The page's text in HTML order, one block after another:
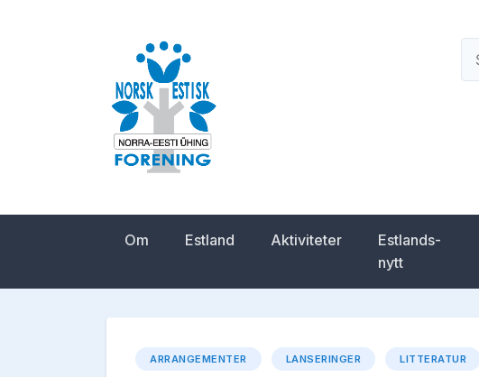
Norsk-estisk
Om Estland Aktiviteter
Estlands-
nytt
ARRANGEMENTER LANSERINGER LITTERATUR